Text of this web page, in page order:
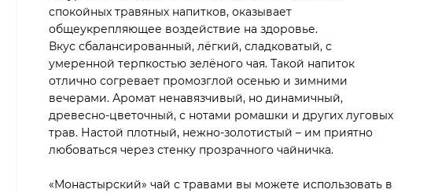
спокойных травяных напитков, оказывает
общеукрепляющее воздействие на здоровье.
Вкус сбалансированный, лёгкий, сладковатый, с
умеренной терпкостью зелёного чая. Такой напиток
отлично согревает промозглой осенью и зимними
вечерами. Аромат ненавязчивый, но динамичный,
древесно-цветочный, с нотами ромашки и других луговых
трав. Настой плотный, нежно-золотистый – им приятно
любоваться через стенку прозрачного чайничка.
«Монастырский» чай с травами вы можете использовать в